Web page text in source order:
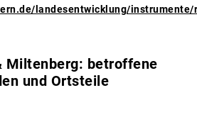
landesentwicklung/
Miltenberg: betroffene
und Ortsteile